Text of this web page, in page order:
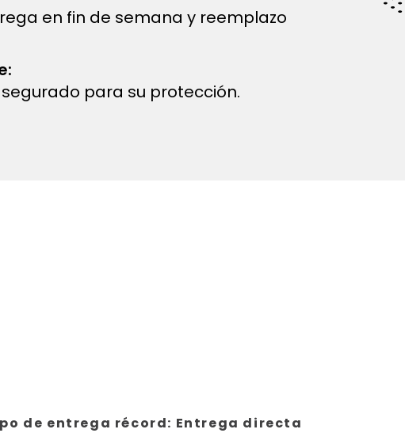
en fin de semana y reemplazo
para su protección.
de entrega récord: Entrega directa